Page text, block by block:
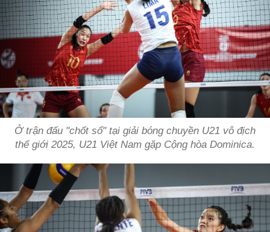
Ở trận đấu "chốt sổ" tại giải bóng chuyền U21 vô địch
thế giới 2025, U21 Việt Nam gặp Cộng hòa Dominica.